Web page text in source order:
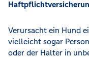
Verursacht ein Hund
vielleicht sogar
oder der Halter in